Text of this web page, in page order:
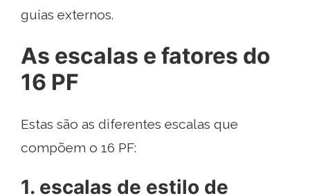
guias externos.
As escalas e fatores do
16 PF
Estas são as diferentes escalas que
compõem o 16 PF:
1. escalas de estilo de